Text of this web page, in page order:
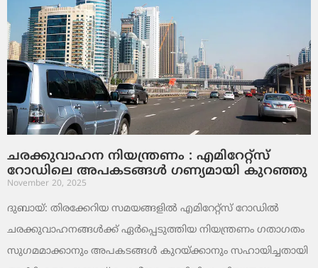
ചരക്കുവാഹന നിയന്ത്രണം : എമിറേറ്റ്സ്
റോഡിലെ അപകടങ്ങൾ ഗണ്യമായി കുറഞ്ഞു
November 20, 2025
ദുബായ്: തിരക്കേറിയ സമയങ്ങളിൽ എമിറേറ്റ്സ് റോഡിൽ
ചരക്കുവാഹനങ്ങൾക്ക് ഏർപ്പെടുത്തിയ നിയന്ത്രണം ഗതാഗതം
സുഗമമാക്കാനും അപകടങ്ങൾ കുറയ്ക്കാനും സഹായിച്ചതായി